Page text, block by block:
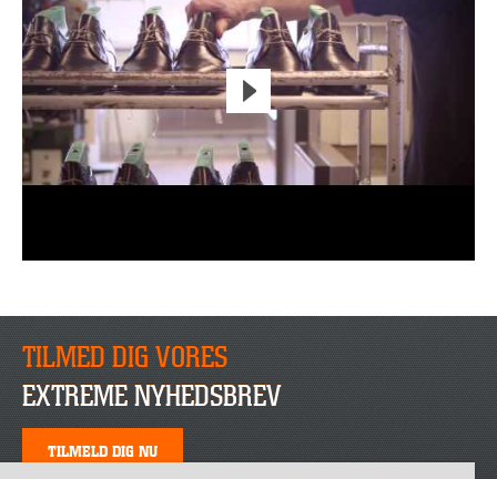
TILMED DIG VORES
EXTREME NYHEDSBREV
TILMELD DIG NU